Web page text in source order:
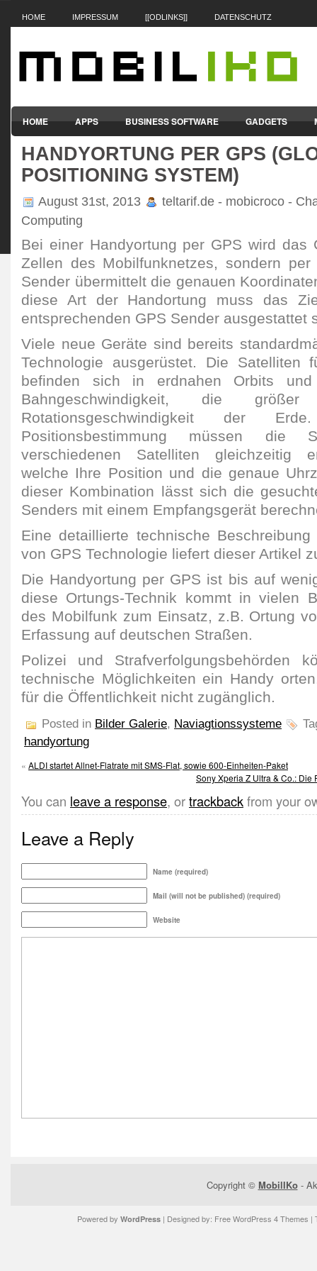
HOME IMPRESSUM [[ODLINKS]] DATENSCHUTZ
HOME APPS BUSINESS SOFTWARE GADGETS
SMARTPHONES & HANDYS TABLET-PCS VERTRÄGE &
HANDYORTUNG PER GPS
POSITIONING SYSTEM)
August 31st, 2013
teltarif.de - mobicroco -
Computing
Bei einer Handyortung per GPS wird das
Zellen des Mobilfunknetzes, sondern
Sender übermittelt die genauen
diese Art der Handortung muss das
entsprechenden GPS Sender ausgestattet
Viele neue Geräte sind bereits
Technologie ausgerüstet. Die Satelliten
befinden sich in erdnahen Orbits
Bahngeschwindigkeit, die
Rotationsgeschwindigkeit der
Positionsbestimmung müssen die
verschiedenen Satelliten gleichzeitig
welche Ihre Position und die genaue
dieser Kombination lässt sich die
Senders mit einem Empfangsgerät
Eine detaillierte technische
von GPS Technologie liefert dieser Artikel
Die Handyortung per GPS ist bis auf
diese Ortungs-Technik kommt in vielen
des Mobilfunk zum Einsatz, z.B. Ortung
Erfassung auf deutschen Straßen.
Polizei und Strafverfolgungsbehörden
technische Möglichkeiten ein Handy
für die Öffentlichkeit nicht zugänglich.
Posted in Bilder Galerie, Naviagtionssysteme
handyortung
« ALDI startet Allnet-Flatrate mit SMS-Flat, sowie 600-Einheiten-Paket
Sony Xperia Z Ultra & Co.:
You can leave a response, ortrackbackfrom your
Leave a Reply
Name (required)
Mail (will not be published) (required)
Website
Copyright © MobilIKo-
Powered by WordPress| Designed by: Free WordPress 4 Themes |